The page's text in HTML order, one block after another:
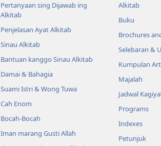
Pertanyaan sing Dijawab ing
Alkitab
Penjelasan Ayat Alkitab
Sinau Alkitab
Bantuan kanggo Sinau Alkitab
Damai & Bahagia
Suami Istri & Wong Tuwa
Cah Enom
Bocah-Bocah
Iman marang Gusti Allah
Alkitab
Buku
Brochures
Selebaran &
Kumpulan
Majalah
Jadwal
Programs
Indexes
Petunjuk